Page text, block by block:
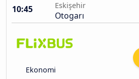
10:45
Eskişehir
Otogarı
Ekonomi